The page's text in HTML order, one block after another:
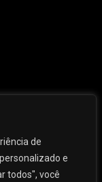
de
e
todos", você